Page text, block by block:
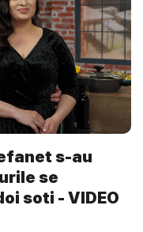
s-au
se
soti - VIDEO